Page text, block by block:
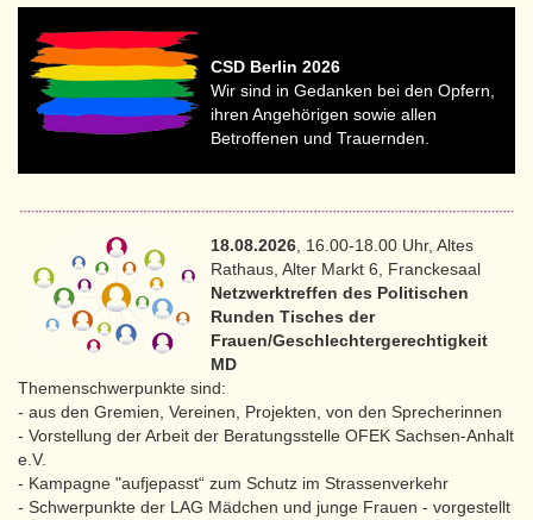
CSD Berlin 2026
Wir sind in Gedanken bei den Opfern,
ihren Angehörigen sowie allen
Betroffenen und Trauernden.
18.08.2026 , 16.00-18.00 Uhr, Altes
Rathaus, Alter Markt 6, Franckesaal
Netzwerktreffen des Politischen
Runden Tisches der
Frauen/Geschlechtergerechtigkeit
MD
Themenschwerpunkte sind:
- aus den Gremien, Vereinen, Projekten, von den Sprecherinnen
- Vorstellung der Arbeit der Beratungsstelle OFEK Sachsen-Anhalt
e.V.
- Kampagne "aufjepasst“ zum Schutz im Strassenverkehr
- Schwerpunkte der LAG Mädchen und junge Frauen - vorgestellt